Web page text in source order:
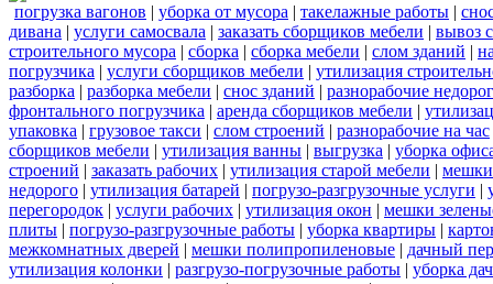
погрузка вагонов | уборка от мусора | такелажные работы |
дивана | услуги самосвала | заказать сборщиков мебели | вывоз
строительного мусора | сборка | сборка мебели | слом зданий |
погрузчика | услуги сборщиков мебели | утилизация
разборка | разборка мебели | снос зданий | разнорабочие
фронтального погрузчика | аренда сборщиков мебели |
упаковка | грузовое такси | слом строений | разнорабочие на час
сборщиков мебели | утилизация ванны | выгрузка | уборка
строений | заказать рабочих | утилизация старой мебели |
недорого | утилизация батарей | погрузо-разгрузочные услуги |
перегородок | услуги рабочих | утилизация окон | мешки
плиты | погрузо-разгрузочные работы | уборка квартиры |
межкомнатных дверей | мешки полипропиленовые | дачный
утилизация колонки | разгрузо-погрузочные работы | уборка